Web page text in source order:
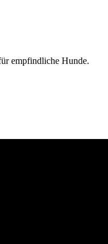
empfindliche Hunde.